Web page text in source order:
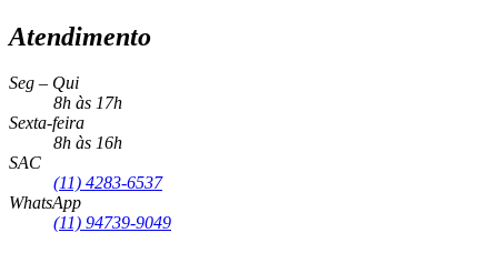
Atendimento
Seg – Qui
8h às 17h
Sexta-feira
8h às 16h
SAC
(11) 4283-6537
WhatsApp
(11) 94739-9049